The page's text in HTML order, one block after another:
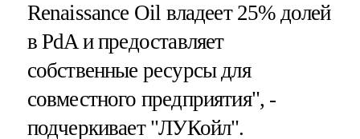
Renaissance Oil владеет 25% долей
в PdA и предоставляет
собственные ресурсы для
совместного предприятия", -
подчеркивает "ЛУКойл".